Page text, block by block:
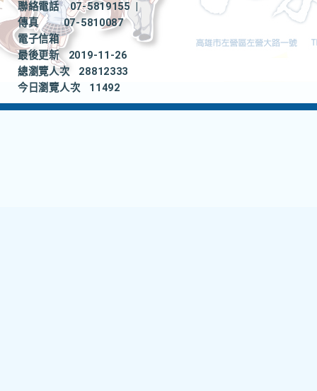
聯絡電話
07-5819155
|
傳真
07-5810087
電子信箱
最後更新
2019-11-26
總瀏覽人次
28812333
今日瀏覽人次
11492